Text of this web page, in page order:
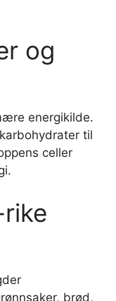
og
energikilde.
til
celler
brød,